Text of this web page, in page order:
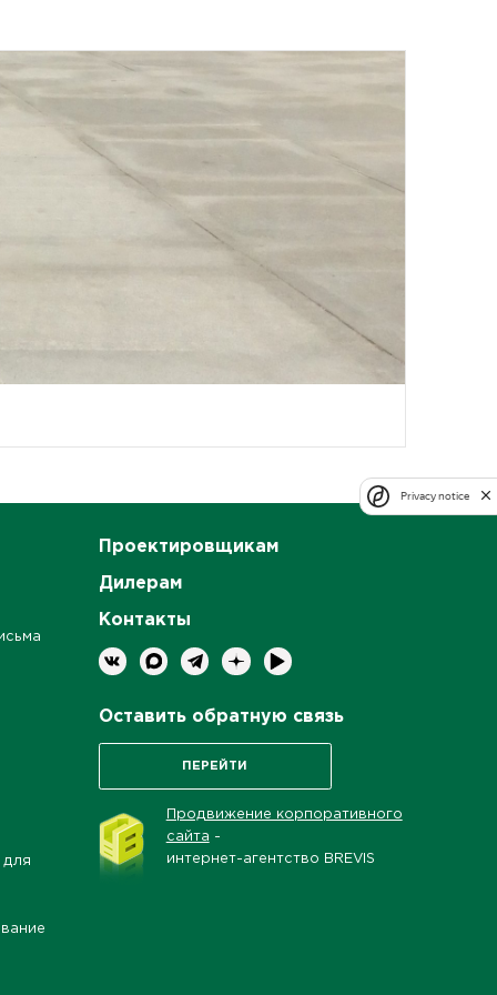
Проектировщикам
Дилерам
Контакты
Оставить обратную связь
ПЕРЕЙТИ
Продвижение корпоративного
сайта -
интернет-агентство BREVIS
Privacy notice